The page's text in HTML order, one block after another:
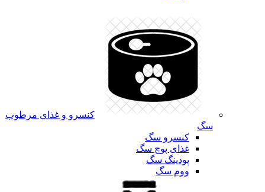
کنسرو و غذای مرطوب
سگ
کنسرو سگ
غذای پوچ سگ
پودینگ سگ
ووم سگ